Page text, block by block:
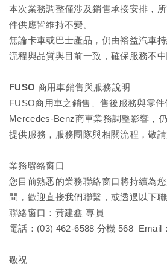
本次業務調整僅涉及銷售承接安排，
件供應皆維持不變。
無論卡車或巴士產品，仍由裕益汽車
流程與品質與目前一致，確保服務不中
FUSO 商用車銷售與服務說明
FUSO商用車之銷售、售後服務與零
Mercedes-Benz商車業務調整影響，
提供服務，服務團隊與相關流程，敬請
業務聯絡窗口
您目前熟悉的業務聯絡窗口將持續為
問，歡迎直接我們聯繫，或透過以下聯
聯絡窗口：黃建鑫 專員
電話：(03) 462-6588 分機 568 Email
敬祝